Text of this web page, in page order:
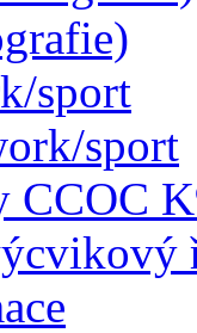
sport
sport
CCOC